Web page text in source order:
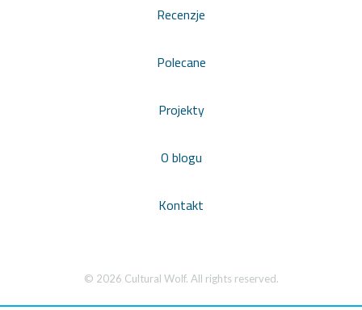
Recenzje
Polecane
Projekty
O blogu
Kontakt
© 2026 Cultural Wolf. All rights reserved.